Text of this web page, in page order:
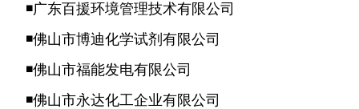
◾广东百援环境管理技术有限公司
◾佛山市博迪化学试剂有限公司
◾佛山市福能发电有限公司
◾佛山市永达化工企业有限公司